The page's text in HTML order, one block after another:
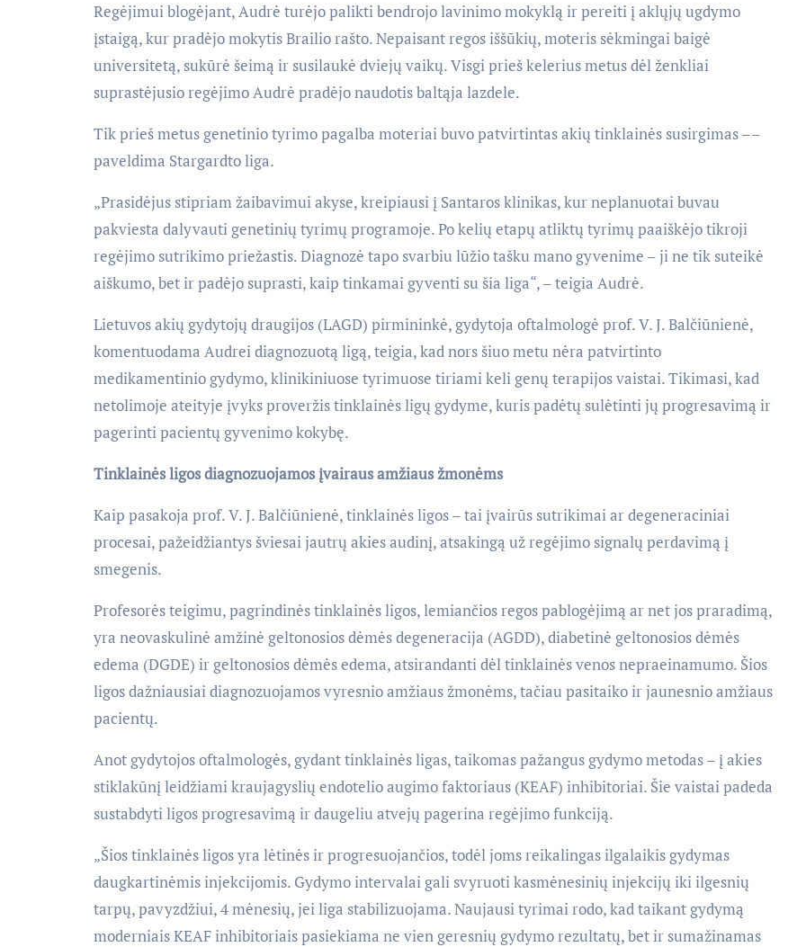
Regėjimui blogėjant, Audrė turėjo palikti bendrojo lavinimo mokyklą ir pereiti į aklųjų ugdymo
įstaigą, kur pradėjo mokytis Brailio rašto. Nepaisant regos iššūkių, moteris sėkmingai baigė
universitetą, sukūrė šeimą ir susilaukė dviejų vaikų. Visgi prieš kelerius metus dėl ženkliai
suprastėjusio regėjimo Audrė pradėjo naudotis baltąja lazdele.
Tik prieš metus genetinio tyrimo pagalba moteriai buvo patvirtintas akių tinklainės susirgimas ––
paveldima Stargardto liga.
„Prasidėjus stipriam žaibavimui akyse, kreipiausi į Santaros klinikas, kur neplanuotai buvau
pakviesta dalyvauti genetinių tyrimų programoje. Po kelių etapų atliktų tyrimų paaiškėjo tikroji
regėjimo sutrikimo priežastis. Diagnozė tapo svarbiu lūžio tašku mano gyvenime – ji ne tik suteikė
aiškumo, bet ir padėjo suprasti, kaip tinkamai gyventi su šia liga“, – teigia Audrė.
Lietuvos akių gydytojų draugijos (LAGD) pirmininkė, gydytoja oftalmologė prof. V. J. Balčiūnienė,
komentuodama Audrei diagnozuotą ligą, teigia, kad nors šiuo metu nėra patvirtinto
medikamentinio gydymo, klinikiniuose tyrimuose tiriami keli genų terapijos vaistai. Tikimasi, kad
netolimoje ateityje įvyks proveržis tinklainės ligų gydyme, kuris padėtų sulėtinti jų progresavimą ir
pagerinti pacientų gyvenimo kokybę.
Tinklainės ligos diagnozuojamos įvairaus amžiaus žmonėms
Kaip pasakoja prof. V. J. Balčiūnienė, tinklainės ligos – tai įvairūs sutrikimai ar degeneraciniai
procesai, pažeidžiantys šviesai jautrų akies audinį, atsakingą už regėjimo signalų perdavimą į
smegenis.
Profesorės teigimu, pagrindinės tinklainės ligos, lemiančios regos pablogėjimą ar net jos praradimą,
yra neovaskulinė amžinė geltonosios dėmės degeneracija (AGDD), diabetinė geltonosios dėmės
edema (DGDE) ir geltonosios dėmės edema, atsirandanti dėl tinklainės venos nepraeinamumo. Šios
ligos dažniausiai diagnozuojamos vyresnio amžiaus žmonėms, tačiau pasitaiko ir jaunesnio amžiaus
pacientų.
Anot gydytojos oftalmologės, gydant tinklainės ligas, taikomas pažangus gydymo metodas – į akies
stiklakūnį leidžiami kraujagyslių endotelio augimo faktoriaus (KEAF) inhibitoriai. Šie vaistai padeda
sustabdyti ligos progresavimą ir daugeliu atvejų pagerina regėjimo funkciją.
„Šios tinklainės ligos yra lėtinės ir progresuojančios, todėl joms reikalingas ilgalaikis gydymas
daugkartinėmis injekcijomis. Gydymo intervalai gali svyruoti kasmėnesinių injekcijų iki ilgesnių
tarpų, pavyzdžiui, 4 mėnesių, jei liga stabilizuojama. Naujausi tyrimai rodo, kad taikant gydymą
moderniais KEAF inhibitoriais pasiekiama ne vien geresnių gydymo rezultatų, bet ir sumažinamas